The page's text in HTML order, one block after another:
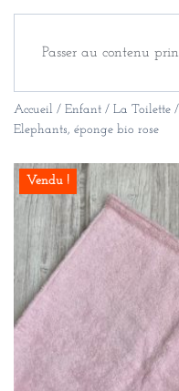
Passer au contenu
Accueil / Enfant / La Toilette
Elephants, éponge bio rose
Vendu !